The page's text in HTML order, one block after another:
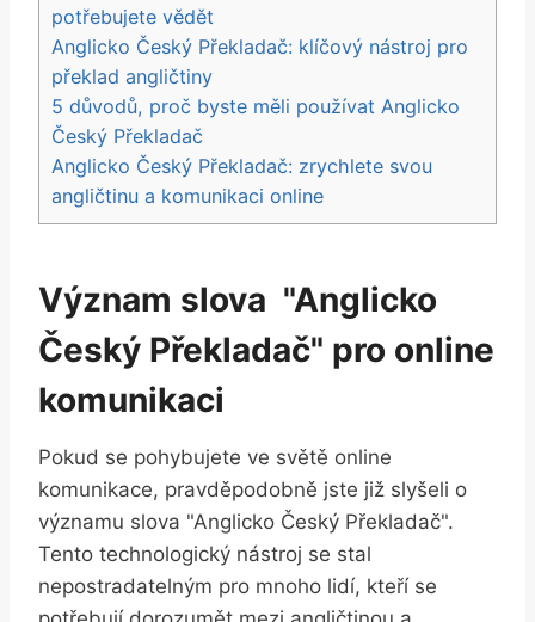
potřebujete vědět
Anglicko Český Překladač: klíčový nástroj pro
‌překlad angličtiny
5 důvodů, proč byste měli používat Anglicko‌
Český Překladač
Anglicko Český Překladač: zrychlete svou
angličtinu a komunikaci online
Význam slova ⁤ "Anglicko‍
Český ⁣Překladač" pro ‍online
komunikaci
Pokud se‌ pohybujete ⁣ve světě online
komunikace,​ pravděpodobně jste‌ již slyšeli o
významu slova⁢ "Anglicko Český Překladač".
Tento⁣ technologický nástroj ​se stal‌
nepostradatelným ‌pro mnoho lidí, kteří se